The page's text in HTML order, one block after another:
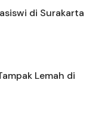
di Surakarta
Lemah di